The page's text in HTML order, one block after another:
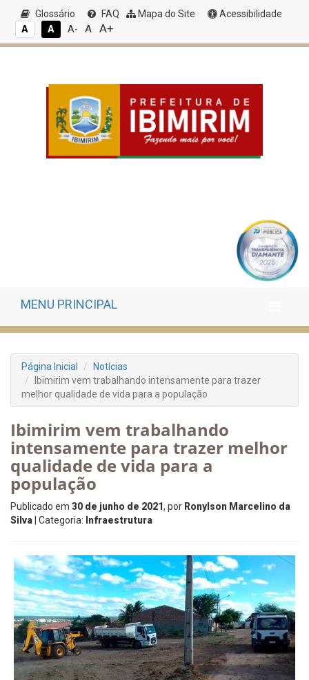
Glossário FAQ Mapa do Site
Acessibilidade
A
A A- A A+
MENU PRINCIPAL
Página Inicial
Notícias
Ibimirim vem trabalhando intensamente para trazer
melhor qualidade de vida para a população
Ibimirim vem trabalhando
intensamente para trazer melhor
qualidade de vida para a
população
Publicado em 30 de junho de 2021, por Ronylson Marcelino da
Silva | Categoria: Infraestrutura